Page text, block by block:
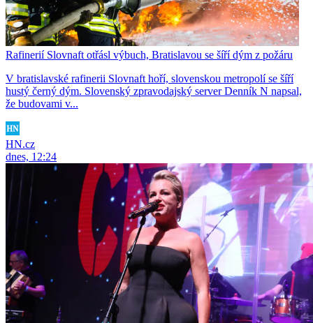
Rafinerií Slovnaft otřásl výbuch, Bratislavou se šíří dým z požáru
V bratislavské rafinerii Slovnaft hoří, slovenskou metropolí se šíří
hustý černý dým. Slovenský zpravodajský server Denník N napsal,
že budovami v...
HN.cz
dnes, 12:24